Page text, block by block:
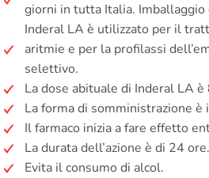
giorni in tutta Italia. Imballaggio
Inderal LA è utilizzato per il
aritmie e per la profilassi
selettivo.
La dose abituale di Inderal LA
La forma di somministrazione
Il farmaco inizia a fare effetto
La durata dell’azione è di 24 ore.
Evita il consumo di alcol.